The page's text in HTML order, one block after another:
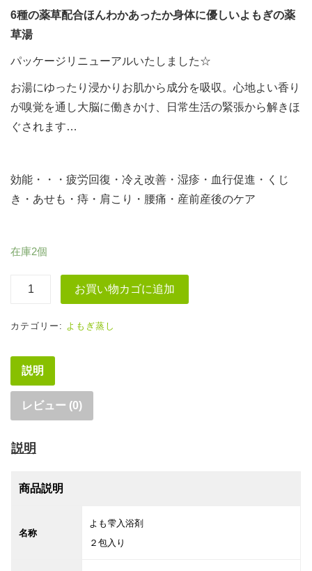
6種の薬草配合ほんわかあったか身体に優しいよもぎの薬
草湯
パッケージリニューアルいたしました☆
お湯にゆったり浸かりお肌から成分を吸収。心地よい香り
が嗅覚を通し大脳に働きかけ、日常生活の緊張から解きほ
ぐされます…
効能・・・疲労回復・冷え改善・湿疹・血行促進・くじ
き・あせも・痔・肩こり・腰痛・産前産後のケア
在庫2個
雫
浴
包
個
お買い物カゴに追加
カテゴリー: よもぎ蒸し
説明
レビュー (0)
説明
商品説明
名称
よも雫入浴剤
２包入り